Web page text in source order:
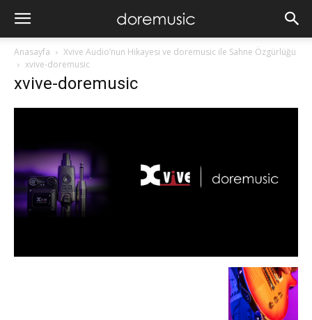
Anasayfa
Xvive Audio’nun Hikayesi ve doremusic ile Sahne Özgürlüğü
xvive-doremusic
xvive-doremusic